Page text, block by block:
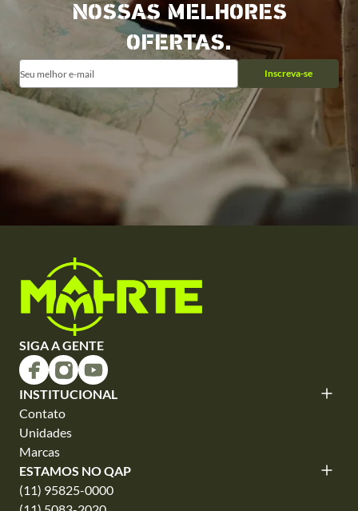
NOSSAS MELHORES
OFERTAS.
Inscreva-se
SIGA A GENTE
INSTITUCIONAL
Contato
Unidades
Marcas
ESTAMOS NO QAP
(11) 95825-0000